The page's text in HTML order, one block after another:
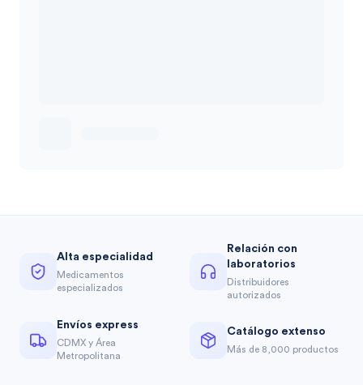
Alta especialidad
Medicamentos
especializados
Relación con
laboratorios
Distribuidores
autorizados
Envíos express
CDMX y Área
Metropolitana
Catálogo extenso
Más de 8,000 productos